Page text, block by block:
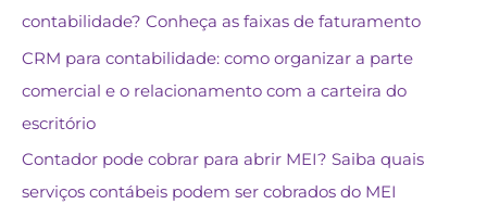
contabilidade? Conheça as faixas de faturamento
CRM para contabilidade: como organizar a parte
comercial e o relacionamento com a carteira do
escritório
Contador pode cobrar para abrir MEI? Saiba quais
serviços contábeis podem ser cobrados do MEI